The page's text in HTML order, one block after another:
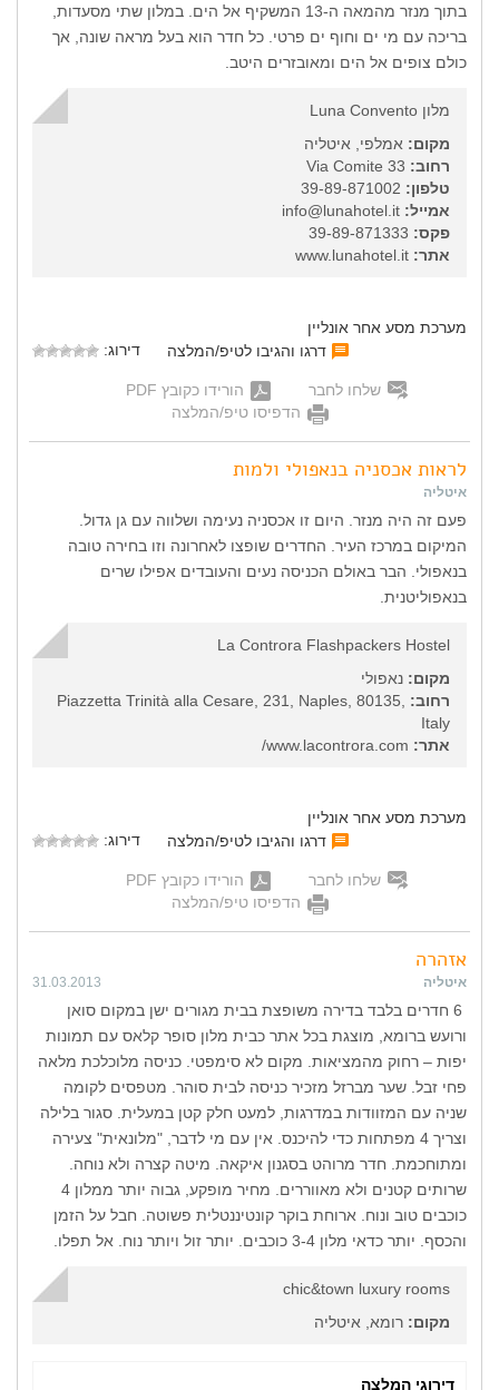
בתוך מנזר מהמאה ה-13 המשקיף אל הים. במלון שתי מסעדות,
בריכה עם מי ים וחוף ים פרטי. כל חדר הוא בעל מראה שונה, אך
כולם צופים אל הים ומאובזרים היטב.
מלון Luna Convento
מקום: אמלפי, איטליה
רחוב:
טלפון:
אמייל:
פקס:
אתר:
מערכת מסע אחר אונליין
דרגו והגיבו לטיפ/המלצה
דירוג:
שלחו לחבר
הורידו כקובץ PDF
הדפיסו טיפ/המלצה
לראות אכסניה בנאפולי ולמות
איטליה
פעם זה היה מנזר. היום זו אכסניה נעימה ושלווה עם גן גדול.
המיקום במרכז העיר. החדרים שופצו לאחרונה וזו בחירה טובה
בנאפולי. הבר באולם הכניסה נעים והעובדים אפילו שרים
בנאפוליטנית.
La Controra Flashpackers Hostel
מקום: נאפולי
רחוב:
Piazzetta Trinità alla Cesare, 231, Naples, 80135,
Italy
אתר:
מערכת מסע אחר אונליין
דרגו והגיבו לטיפ/המלצה
דירוג:
שלחו לחבר
הורידו כקובץ PDF
הדפיסו טיפ/המלצה
אזהרה
איטליה 31.03.2013
6 חדרים בלבד בדירה משופצת בבית מגורים ישן במקום סואן
ורועש ברומא, מוצגת בכל אתר כבית מלון סופר קלאס עם תמונות
יפות – רחוק מהמציאות. מקום לא סימפטי. כניסה מלוכלכת מלאה
פחי זבל. שער מברזל מזכיר כניסה לבית סוהר. מטפסים לקומה
שניה עם המזוודות במדרגות, למעט חלק קטן במעלית. סגור בלילה
וצריך 4 מפתחות כדי להיכנס. אין עם מי לדבר, "מלונאית" צעירה
ומתוחכמת. חדר מרוהט בסגנון איקאה. מיטה קצרה ולא נוחה.
שרותים קטנים ולא מאווררים. מחיר מופקע, גבוה יותר ממלון 4
כוכבים טוב ונוח. ארוחת בוקר קונטיננטלית פשוטה. חבל על הזמן
והכסף. יותר כדאי מלון 3-4 כוכבים. יותר זול ויותר נוח. אל תפלו.
chic&town luxury rooms
מקום: רומא, איטליה
דירוגי המלצה